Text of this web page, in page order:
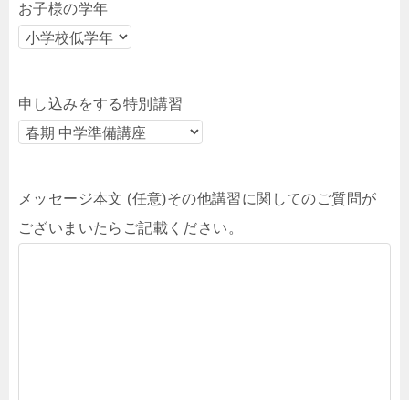
お子様の学年
申し込みをする特別講習
メッセージ本文 (任意)その他講習に関してのご質問が
ございまいたらご記載ください。